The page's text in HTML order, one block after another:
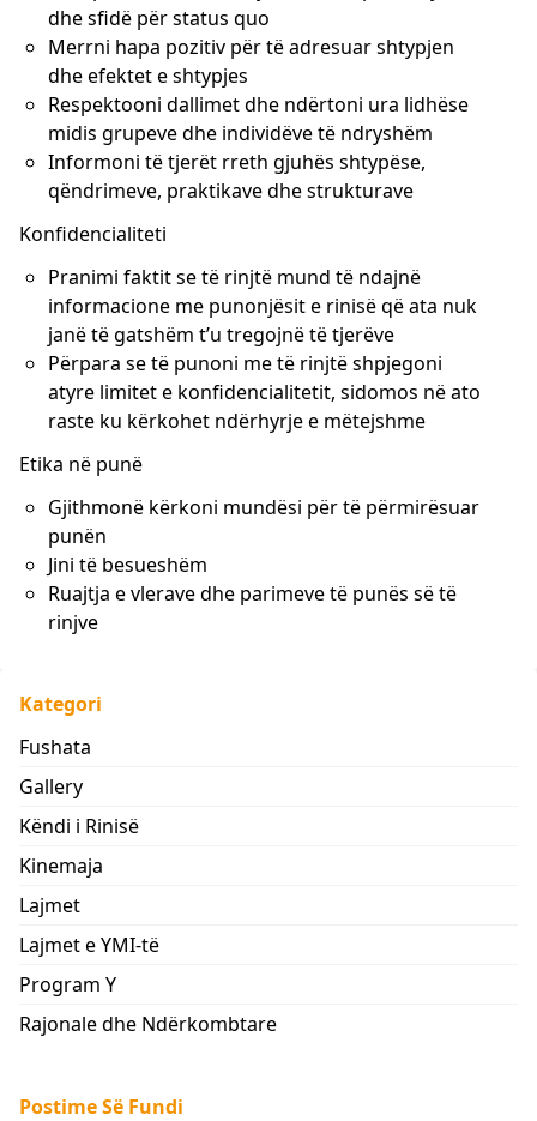
dhe sfidë për status quo
Merrni hapa pozitiv për të adresuar shtypjen
dhe efektet e shtypjes
Respektooni dallimet dhe ndërtoni ura lidhëse
midis grupeve dhe individëve të ndryshëm
Informoni të tjerët rreth gjuhës shtypëse,
qëndrimeve, praktikave dhe strukturave
Konfidencialiteti
Pranimi faktit se të rinjtë mund të ndajnë
informacione me punonjësit e rinisë që ata nuk
janë të gatshëm t’u tregojnë të tjerëve
Përpara se të punoni me të rinjtë shpjegoni
atyre limitet e konfidencialitetit, sidomos në ato
raste ku kërkohet ndërhyrje e mëtejshme
Etika në punë
Gjithmonë kërkoni mundësi për të përmirësuar
punën
Jini të besueshëm
Ruajtja e vlerave dhe parimeve të punës së të
rinjve
Kategori
Fushata
Gallery
Këndi i Rinisë
Kinemaja
Lajmet
Lajmet e YMI-të
Program Y
Rajonale dhe Ndërkombtare
Postime Së Fundi